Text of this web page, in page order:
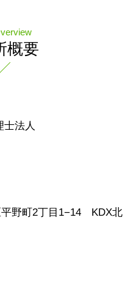
概要
法人
平野町2丁目1−14 KDX北